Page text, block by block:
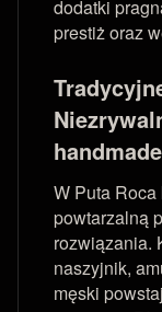
dodatki
prestiż oraz
handmade
W Puta
powtarzalną
rozwiązania.
naszyjnik,
męski